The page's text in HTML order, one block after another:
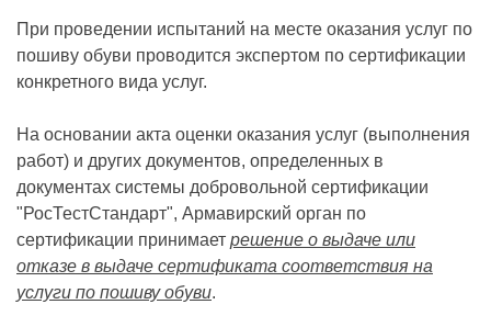
При проведении испытаний на месте оказания услуг по
пошиву обуви проводится экспертом по сертификации
конкретного вида услуг.
На основании акта оценки оказания услуг (выполнения
работ) и других документов, определенных в
документах системы добровольной сертификации
"РосТестСтандарт", Армавирский орган по
сертификации принимает решение о выдаче или
отказе в выдаче сертификата соответствия на
услуги по пошиву обуви.